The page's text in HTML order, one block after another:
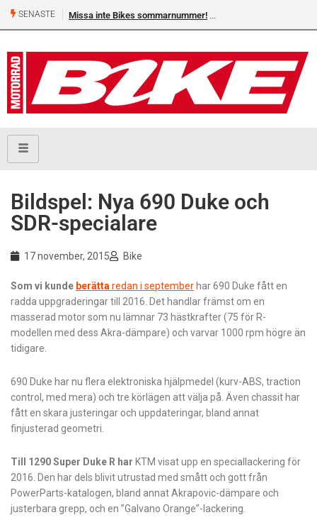
SENASTE Missa inte Bikes sommarnummer!
Bildspel: Nya 690 Duke och
SDR-specialare
17 november, 2015 Bike
Som vi kunde berättaredan i september har 690 Duke fått en
radda uppgraderingar till 2016. Det handlar främst om en
masserad motor som nu lämnar 73 hästkrafter (75 för R-
modellen med dess Akra-dämpare) och varvar 1000 rpm högre än
tidigare.
690 Duke har nu flera elektroniska hjälpmedel (kurv-ABS, traction
control, med mera) och tre körlägen att välja på. Även chassit har
fått en skara justeringar och uppdateringar, bland annat
finjusterad geometri.
Till 1290 Super Duke R har KTM visat upp en speciallackering för
2016. Den har dels blivit utrustad med smått och gott från
PowerParts-katalogen, bland annat Akrapovic-dämpare och
justerbara grepp, och en ”Galvano Orange”-lackering.